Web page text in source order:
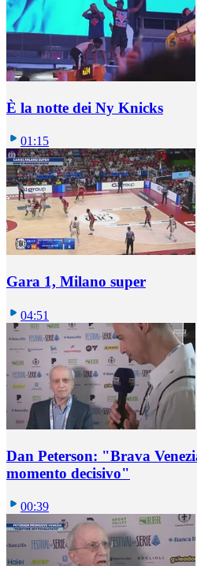
È la notte dei Ny Knicks
01:15
Gara 1, Milano super
04:51
Dan Peterson: "Brava
momento decisivo"
00:39